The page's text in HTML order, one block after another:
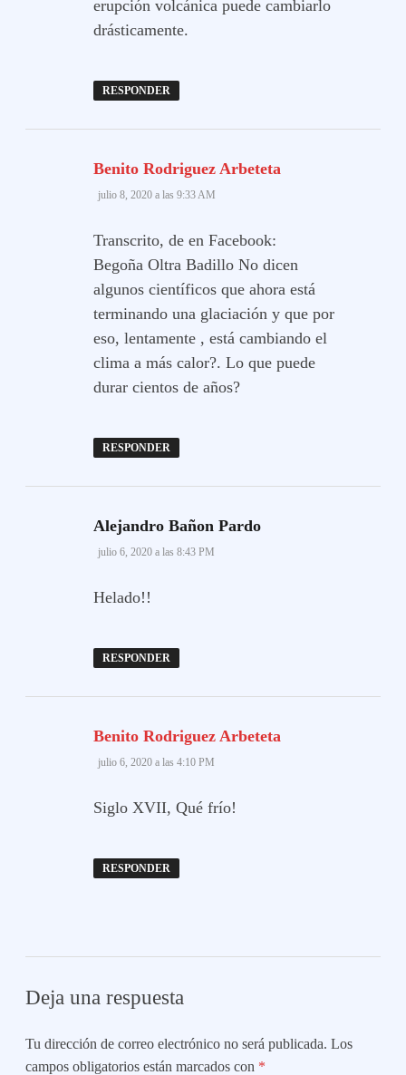
erupción volcánica puede cambiarlo
drásticamente.
RESPONDER
Benito Rodriguez Arbeteta
julio 8, 2020 a las 9:33 AM
Transcrito, de en Facebook:
Begoña Oltra Badillo No dicen
algunos científicos que ahora está
terminando una glaciación y que por
eso, lentamente , está cambiando el
clima a más calor?. Lo que puede
durar cientos de años?
RESPONDER
Alejandro Bañon Pardo
julio 6, 2020 a las 8:43 PM
Helado!!
RESPONDER
Benito Rodriguez Arbeteta
julio 6, 2020 a las 4:10 PM
Siglo XVII, Qué frío!
RESPONDER
Deja una respuesta
Tu dirección de correo electrónico no será publicada. Los
campos obligatorios están marcados con *